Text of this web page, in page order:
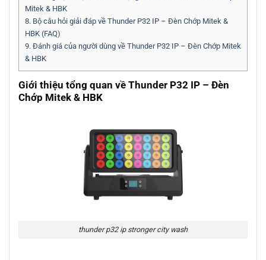
Mitek & HBK
8. Bộ câu hỏi giải đáp về Thunder P32 IP – Đèn Chớp Mitek &
HBK (FAQ)
9. Đánh giá của người dùng về Thunder P32 IP – Đèn Chớp Mitek
& HBK
Giới thiệu tổng quan về Thunder P32 IP – Đèn
Chớp Mitek & HBK
thunder p32 ip stronger city wash